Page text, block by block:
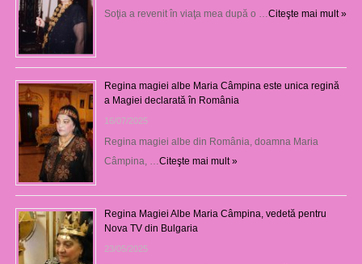
Soţia a revenit în viaţa mea după o … Citeşte mai mult »
Regina magiei albe Maria Câmpina este unica regină
a Magiei declarată în România
16/07/2025
Regina magiei albe din România, doamna Maria
Câmpina, … Citeşte mai mult »
Regina Magiei Albe Maria Câmpina, vedetă pentru
Nova TV din Bulgaria
23/05/2025